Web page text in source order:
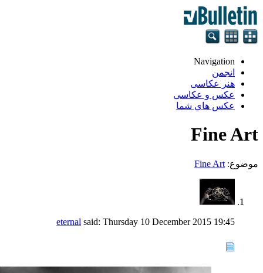
Navigation
انجمن
هنر عکاسی
عکس و عکاسی
عكس هاي شما
Fine Art
موضوع: Fine Art
eternal said: Thursday 10 December 2015 19:45